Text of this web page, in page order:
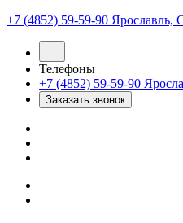
+7 (4852) 59-59-90 Ярославль,
Телефоны
+7 (4852) 59-59-90
Заказать звонок